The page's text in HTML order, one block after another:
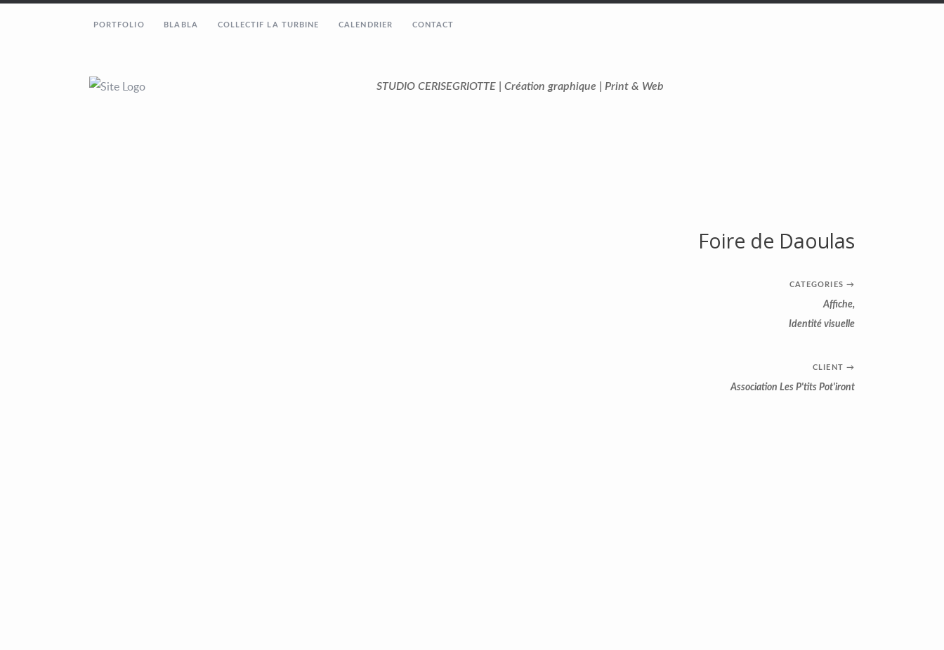
PORTFOLIO BLABLA COLLECTIF LA TURBINE CALENDRIER CONTACT
STUDIO CERISEGRIOTTE | Création graphique | Print & Web
Foire de Daoulas
CATEGORIES →
Affiche,
Identité visuelle
CLIENT →
Association Les P'tits Pot'iront